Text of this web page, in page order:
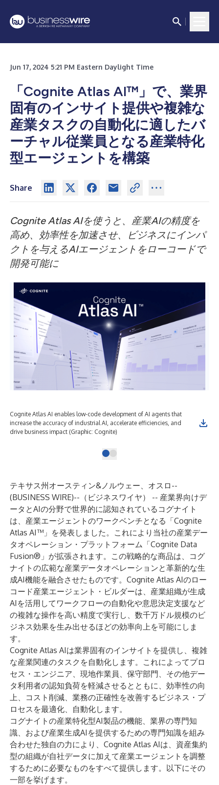
Jun 17, 2024 5:21 PM Eastern Daylight Time
「Cognite Atlas AI™」で、業界
固有のインサイト提供や複雑な
産業タスクの自動化に適したバ
ーチャル従業員となる産業特化
型エージェントを構築
Share
Cognite Atlas AIを使うと、産業AIの精度を
高め、効率性を加速させ、ビジネスにインパ
クトを与えるAIエージェントをローコードで
開発可能に
Cognite Atlas AI enables low-code development of AI agents that
increase the accuracy of industrial AI, accelerate efficiencies, and
drive business impact (Graphic: Cognite)
テキサス州オースティン&ノルウェー、オスロ--
(BUSINESS WIRE)-- （ビジネスワイヤ） -- 産業界向けデ
ータとAIの分野で世界的に認知されているコグナイト
は、産業エージェントのワークベンチとなる「Cognite
Atlas AI™」を発表しました。これにより当社の産業デー
タオペレーション・プラットフォーム「Cognite Data
Fusion® 」が拡張されます。この戦略的な商品は、コグ
ナイトの広範な産業データオペレーションと革新的な生
成AI機能を融合させたものです。Cognite Atlas AIのロー
コード産業エージェント・ビルダーは、産業組織が生成
AIを活用してワークフローの自動化や意思決定支援など
の複雑な操作を高い精度で実行し、数千万ドル規模のビ
ジネス効果を生み出せるほどの効率向上を可能にしま
す。
Cognite Atlas AIは業界固有のインサイトを提供し、複雑
な産業関連のタスクを自動化します。これによってプロ
セス・エンジニア、現地作業員、保守部門、その他デー
タ利用者の認知負荷を軽減させるとともに、効率性の向
上、コスト削減、業務の正確性を改善するビジネス・プ
ロセスを最適化、自動化します。
コグナイトの産業特化型AI製品の機能、業界の専門知
識、および産業生成AIを提供するための専門知識を組み
合わせた独自の力により、Cognite Atlas AIは、資産集約
型の組織が自社データに加えて産業エージェントを調整
するために必要なものをすべて提供します。以下にその
一部を挙げます。